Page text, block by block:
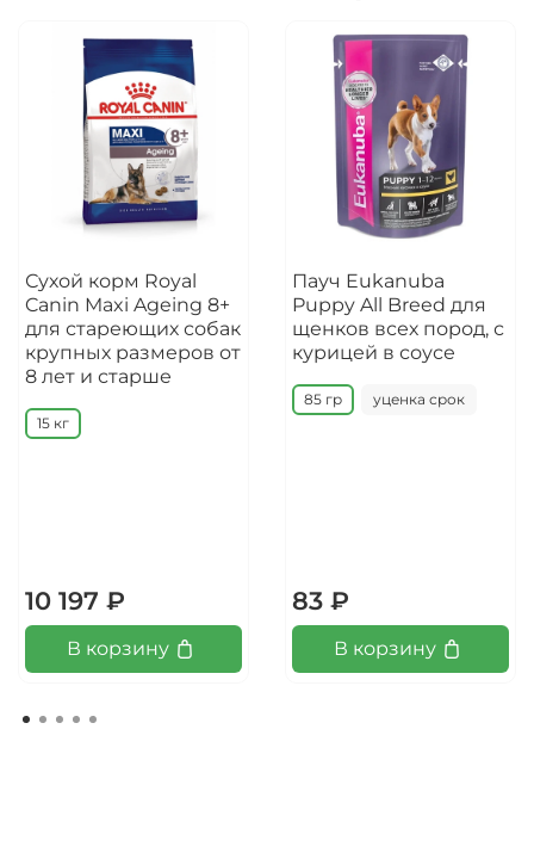
Сухой корм Royal
Canin Maxi Ageing 8+
для стареющих собак
крупных размеров от
8 лет и старше
15 кг
10 197 ₽
В корзину
Пауч Eukanuba
Puppy All Breed для
щенков всех пород, с
курицей в соусе
85 гр уценка срок
83 ₽
В корзину